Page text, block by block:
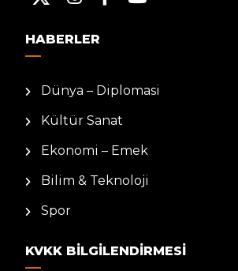
HABERLER
Dünya – Diplomasi
Kültür Sanat
Ekonomi – Emek
Bilim & Teknoloji
Spor
KVKK BILGILENDIRMESI